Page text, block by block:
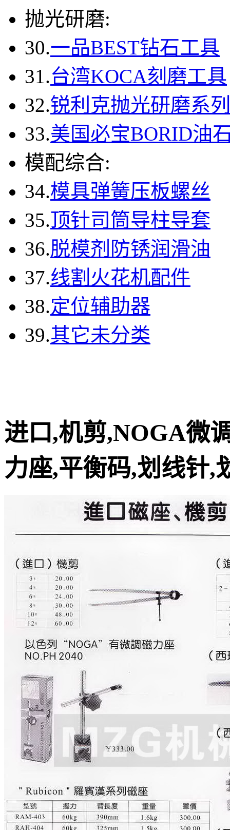
抛光研磨:
30.一品BEST钻石工具
31.台湾KOCA刻磨工具
32.锐利克抛光研磨系列
33.美国必宝BORID油
模配综合:
34.模具弹簧压板螺丝
35.顶针司筒导柱导套
36.脱模剂防锈润滑油
37.线割火花机配件
38.定位辅助器
39.其它未分类
进口,机剪,NOGA微
力座,平衡码,划线针,